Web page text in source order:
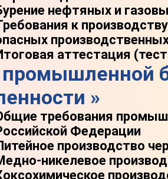
нефтяных и
к
аттестация
промышленной
»
требования
Федерации
производство
никелевое